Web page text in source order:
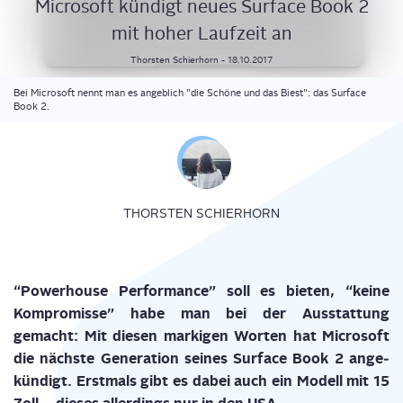
Micro­soft kün­digt neu­es Sur­face Book 2
mit hoher Lauf­zeit an
Thorsten Schierhorn - 18.10.2017
Bei Microsoft nennt man es angeblich "die Schöne und das Biest": das Surface
Book 2.
THORSTEN SCHIERHORN
“Power­house Per­for­mance” soll es bie­ten, “kei­ne
Kom­pro­mis­se” habe man bei der Aus­stat­tung
gemacht: Mit die­sen mar­ki­gen Wor­ten hat Micro­soft
die nächs­te Gene­ra­ti­on sei­nes Sur­face Book 2 ange­
kün­digt. Erst­mals gibt es dabei auch ein Modell mit 15